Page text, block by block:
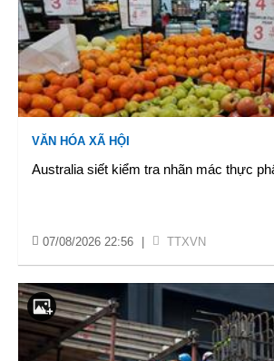
VĂN HÓA XÃ HỘI
Australia siết kiểm tra nhãn mác thực
07/08/2026 22:56 TTXVN